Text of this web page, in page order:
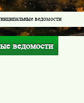
ведомости
ведомости